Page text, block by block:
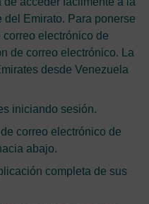
Emirato. Para ponerse
electrónico de
de correo electrónico. La
desde Venezuela
iniciando sesión.
correo electrónico de
abajo.
completa de sus